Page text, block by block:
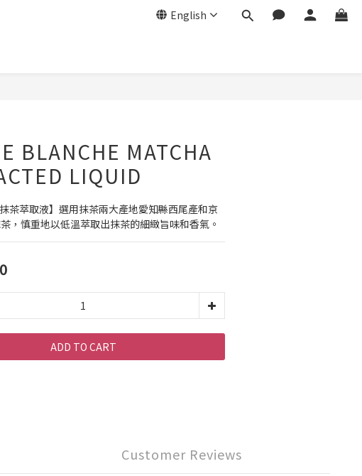
English
BLANCHE MATCHA
LIQUID
抹茶萃取液】選用抹茶兩大產地愛知縣西尾產和京
，慎重地以低溫萃取出抹茶的細緻旨味和香氣。
ADD TO CART
Customer Reviews